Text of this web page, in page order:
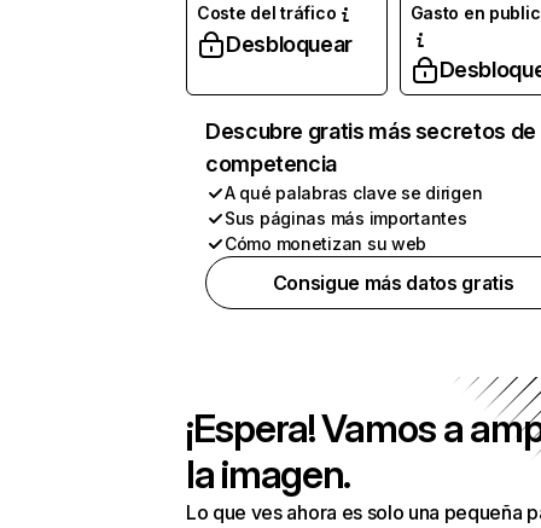
Coste del tráfico
Desbloquear
Gasto en
Descubre gratis más secretos de
competencia
A qué palabras clave se dirigen
Sus páginas más importantes
Cómo monetizan su web
Consigue más datos gratis
¡Espera! Vamos a
la imagen.
Lo que ves ahora es solo una pequeña